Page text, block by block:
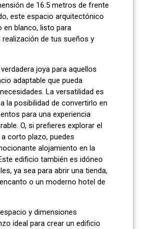
de 16.5 metros de frente
este espacio arquitectónico
en blanco, listo para
de tus sueños y
joya para aquellos
adaptable que pueda
La versatilidad es
la posibilidad de convertirlo en
para una experiencia
O, si prefieres explorar el
corto plazo, puedes
alojamiento en la
edificio también es idóneo
ya sea para abrir una tienda,
o un moderno hotel de
y dimensiones
ideal para crear un edificio